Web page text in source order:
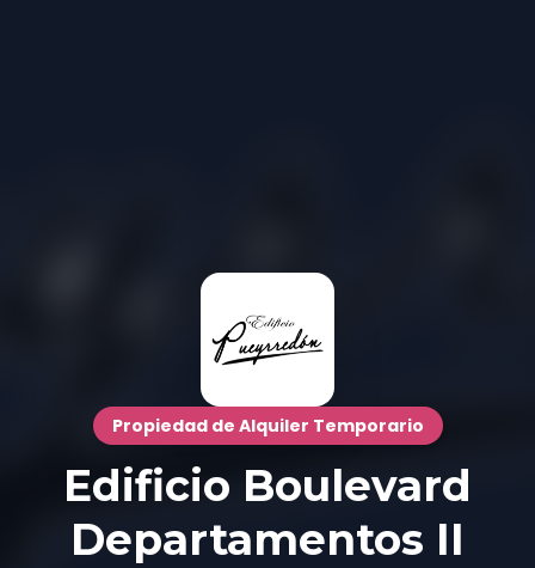
Propiedad de Alquiler Temporario
Edificio Boulevard
Departamentos II